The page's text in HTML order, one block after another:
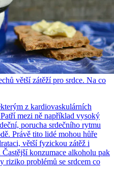
větší zátěží pro srdce. Na co
z kardiovaskulárních
mezi ně například vysoký
porucha srdečního rytmu
Právě tito lidé mohou hůře
větší fyzickou zátěž i
konzumace alkoholu pak
riziko problémů se srdcem co